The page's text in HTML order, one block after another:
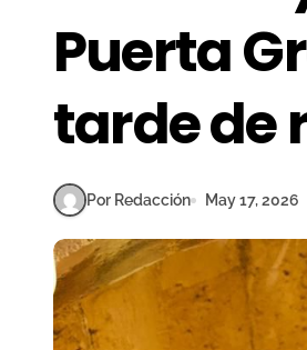
Puerta
tarde de
Por Redacción May 17, 2026